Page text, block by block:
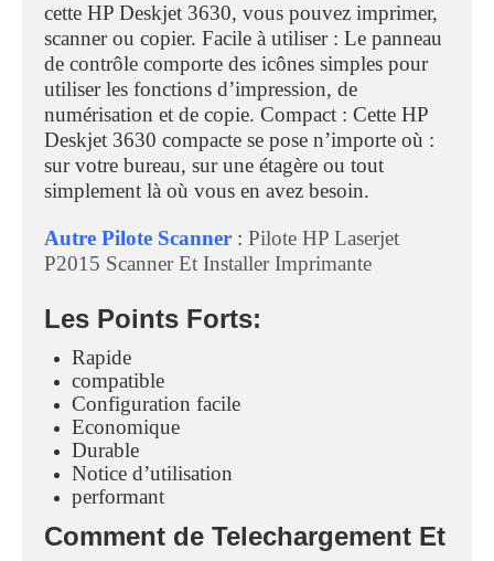
cette HP Deskjet 3630, vous pouvez imprimer,
scanner ou copier. Facile à utiliser : Le panneau
de contrôle comporte des icônes simples pour
utiliser les fonctions d’impression, de
numérisation et de copie. Compact : Cette HP
Deskjet 3630 compacte se pose n’importe où :
sur votre bureau, sur une étagère ou tout
simplement là où vous en avez besoin.
Autre Pilote Scanner : Pilote HP Laserjet
P2015 Scanner Et Installer Imprimante
Les Points Forts:
Rapide
compatible
Configuration facile
Economique
Durable
Notice d’utilisation
performant
Comment de Telechargement Et